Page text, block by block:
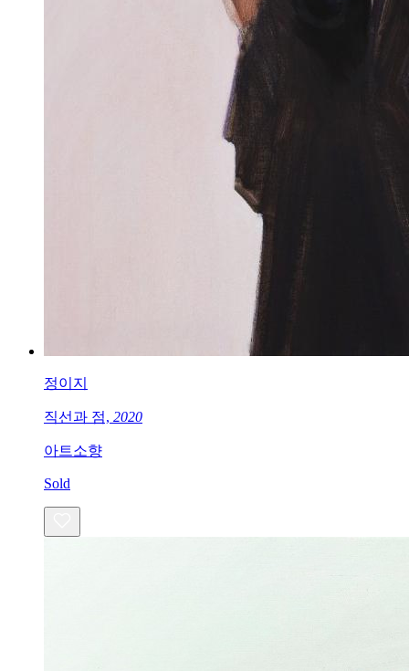
정이지
직선과 점, 2020
아트소향
Sold